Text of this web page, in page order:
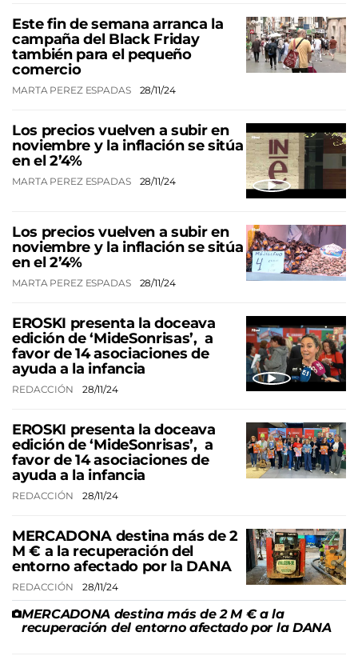
Este fin de semana arranca la
campaña del Black Friday
también para el pequeño
comercio
MARTA PEREZ ESPADAS 28/11/24
Los precios vuelven a subir en
noviembre y la inflación se sitúa
en el 2’4%
MARTA PEREZ ESPADAS 28/11/24
Los precios vuelven a subir en
noviembre y la inflación se sitúa
en el 2’4%
MARTA PEREZ ESPADAS 28/11/24
EROSKI presenta la doceava
edición de ‘MideSonrisas’, a
favor de 14 asociaciones de
ayuda a la infancia
REDACCIÓN 28/11/24
EROSKI presenta la doceava
edición de ‘MideSonrisas’, a
favor de 14 asociaciones de
ayuda a la infancia
REDACCIÓN 28/11/24
MERCADONA destina más de 2
M € a la recuperación del
entorno afectado por la DANA
REDACCIÓN 28/11/24
MERCADONA destina más de 2 M € a la
recuperación del entorno afectado por la DANA